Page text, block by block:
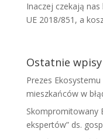
Inaczej czekają
UE 2018/851, a
Ostatnie wpisy
Prezes
mieszkańców w
Skompromitowany
ekspertów” ds.